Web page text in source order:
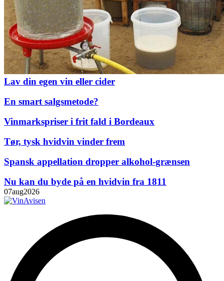
Lav din egen vin eller cider
En smart salgsmetode?
Vinmarkspriser i frit fald i Bordeaux
Tør, tysk hvidvin vinder frem
Spansk appellation dropper alkohol-grænsen
Nu kan du byde på en hvidvin fra 1811
07aug2026